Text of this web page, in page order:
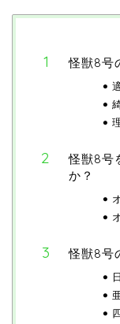
怪獣8号
怪獣8号
か？
怪獣8号